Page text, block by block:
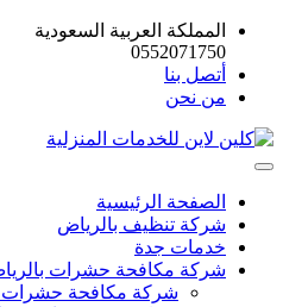
المملكة العربية السعودية
0552071750
أتصل بنا
من نحن
الصفحة الرئيسية
شركة تنظيف بالرياض
خدمات جدة
شركة مكافحة حشرات
شركة مكافحة حشرات